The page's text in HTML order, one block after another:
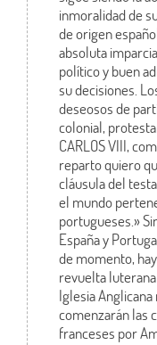
inmoralidad de
de origen
absoluta
político y buen
su decisiones.
deseosos de
colonial,
CARLOS VIII,
reparto quiero
cláusula del
el mundo
portugueses.»
España y
de momento,
revuelta
Iglesia
comenzarán las
franceses por